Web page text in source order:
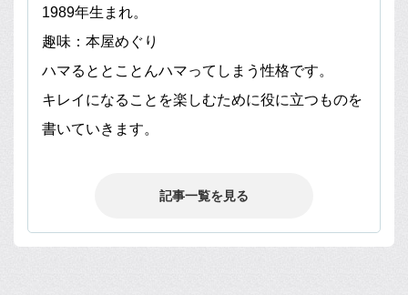
1989年生まれ。
趣味：本屋めぐり
ハマるととことんハマってしまう性格です。
キレイになることを楽しむために役に立つものを
書いていきます。
記事一覧を見る